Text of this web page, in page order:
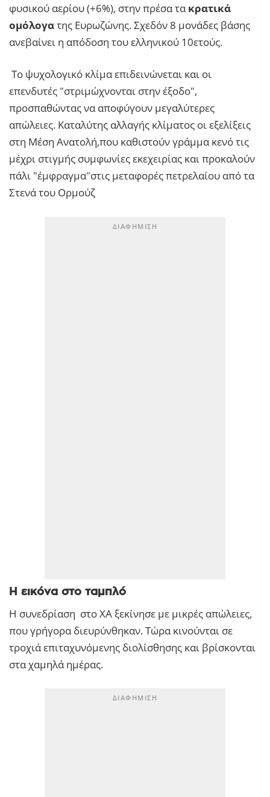
φυσικού αερίου (+6%), στην πρέσα τακρατικά
ομόλογατης Ευρωζώνης. Σχεδόν 8 μονάδες βάσης
ανεβαίνει η απόδοση του ελληνικού 10ετούς.
Το ψυχολογικό κλίμα επιδεινώνεται και οι
επενδυτές "στριμώχνονται στην έξοδο",
προσπαθώντας να αποφύγουν μεγαλύτερες
απώλειες. Καταλύτης αλλαγής κλίματος οι εξελίξεις
στη Μέση Ανατολή,που καθιστούν γράμμα κενό τις
μέχρι στιγμής συμφωνίες εκεχειρίας και προκαλούν
πάλι "έμφραγμα"στις μεταφορές πετρελαίου από τα
Στενά του Ορμούζ
Η εικόνα στο ταμπλό
Η συνεδρίαση στο ΧΑ ξεκίνησε με μικρές απώλειες,
που γρήγορα διευρύνθηκαν. Τώρα κινούνται σε
τροχιά επιταχυνόμενης διολίσθησης και βρίσκονται
στα χαμηλά ημέρας.